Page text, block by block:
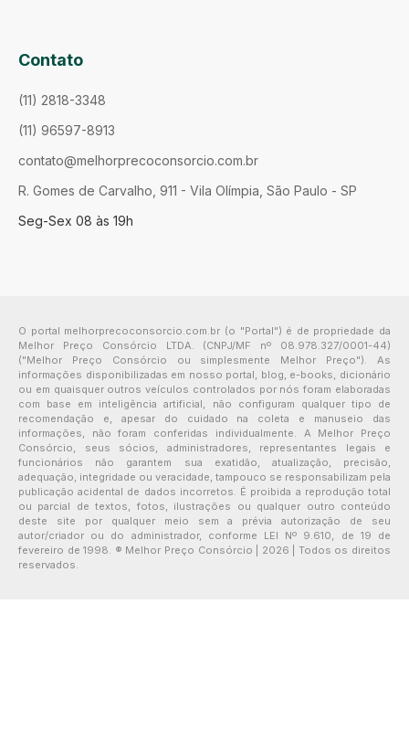
Contato
(11) 2818-3348
(11) 96597-8913
contato@melhorprecoconsorcio.com.br
R. Gomes de Carvalho, 911 - Vila Olímpia, São Paulo - SP
Seg-Sex 08 às 19h
O portal melhorprecoconsorcio.com.br (o "Portal") é de propriedade da
Melhor Preço Consórcio LTDA. (CNPJ/MF nº 08.978.327/0001-44)
("Melhor Preço Consórcio ou simplesmente Melhor Preço"). As
informações disponibilizadas em nosso portal, blog, e-books, dicionário
ou em quaisquer outros veículos controlados por nós foram elaboradas
com base em inteligência artificial, não configuram qualquer tipo de
recomendação e, apesar do cuidado na coleta e manuseio das
informações, não foram conferidas individualmente. A Melhor Preço
Consórcio, seus sócios, administradores, representantes legais e
funcionários não garantem sua exatidão, atualização, precisão,
adequação, integridade ou veracidade, tampouco se responsabilizam pela
publicação acidental de dados incorretos. É proibida a reprodução total
ou parcial de textos, fotos, ilustrações ou qualquer outro conteúdo
deste site por qualquer meio sem a prévia autorização de seu
autor/criador ou do administrador, conforme LEI Nº 9.610, de 19 de
fevereiro de 1998. ® Melhor Preço Consórcio | 2026 | Todos os direitos
reservados.